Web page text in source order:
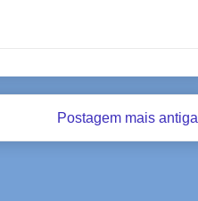
Postagem mais antiga